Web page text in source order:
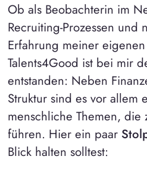
Ob als Beobachterin im
Recruiting-Prozessen
Erfahrung meiner
Talents4Good ist bei mir
entstanden: Neben
Struktur sind es vor allem
menschliche Themen, die
führen. Hier ein paar
Blick halten solltest: